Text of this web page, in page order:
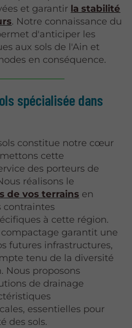
et garantir la stabilité
. Notre connaissance du
d'anticiper les
aux sols de l'Ain et
en conséquence.
spécialisée dans
constitue notre cœur
cette
des porteurs de
réalisons le
de vos terrains en
à cette région.
garantit une
futures infrastructures,
tenu de la diversité
Nous proposons
de drainage
essentielles pour
des sols.